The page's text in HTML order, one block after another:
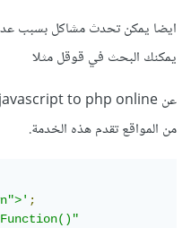
ايضا يمكن تحدث مشاكل بسبب
يمكنك البحث في قوقل مثلا
من المواقع تقدم هذه الخدمة.
;